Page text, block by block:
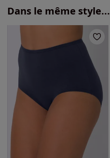
Dans le même style...